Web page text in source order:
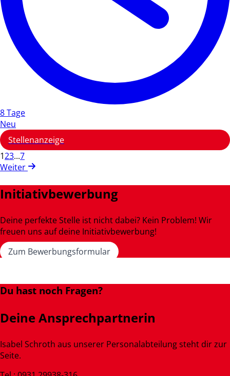
8 Tage
Neu
Stellenanzeige
123...7
Weiter
Initiativbewerbung
Deine perfekte Stelle ist nicht dabei? Kein Problem! Wir
freuen uns auf deine Initiativbewerbung!
Zum Bewerbungsformular
Du hast noch Fragen?
Deine Ansprechpartnerin
Isabel Schroth aus unserer Personalabteilung steht dir zur
Seite.